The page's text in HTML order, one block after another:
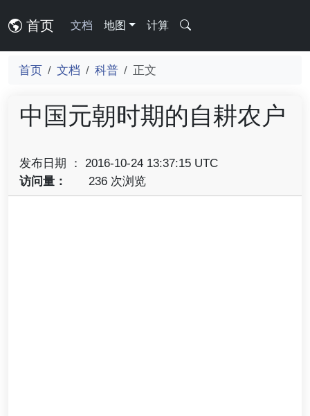
首页 文档 地图 计算
首页 文档 科普 正文
中国元朝时期的自耕农户
发布日期 ： 2016-10-24 13:37:15 UTC
访问量：
236 次浏览